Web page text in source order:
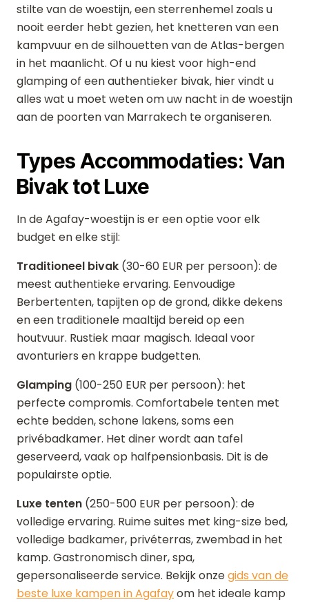
stilte van de woestijn, een sterrenhemel zoals u
nooit eerder hebt gezien, het knetteren van een
kampvuur en de silhouetten van de Atlas-bergen
in het maanlicht. Of u nu kiest voor high-end
glamping of een authentieker bivak, hier vindt u
alles wat u moet weten om uw nacht in de woestijn
aan de poorten van Marrakech te organiseren.
Types Accommodaties: Van
Bivak tot Luxe
In de Agafay-woestijn is er een optie voor elk
budget en elke stijl:
Traditioneel bivak (30-60 EUR per persoon): de
meest authentieke ervaring. Eenvoudige
Berbertenten, tapijten op de grond, dikke dekens
en een traditionele maaltijd bereid op een
houtvuur. Rustiek maar magisch. Ideaal voor
avonturiers en krappe budgetten.
Glamping (100-250 EUR per persoon): het
perfecte compromis. Comfortabele tenten met
echte bedden, schone lakens, soms een
privébadkamer. Het diner wordt aan tafel
geserveerd, vaak op halfpensionbasis. Dit is de
populairste optie.
Luxe tenten (250-500 EUR per persoon): de
volledige ervaring. Ruime suites met king-size bed,
volledige badkamer, privéterras, zwembad in het
kamp. Gastronomisch diner, spa,
gepersonaliseerde service. Bekijk onzegids van de
beste luxe kampen in Agafayom het ideale kamp